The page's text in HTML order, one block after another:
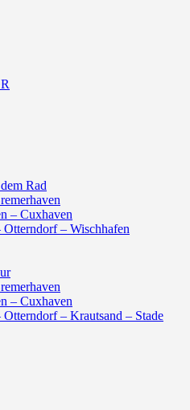
Rad
– Cuxhaven
– Wischhafen
– Cuxhaven
– Krautsand – Stade